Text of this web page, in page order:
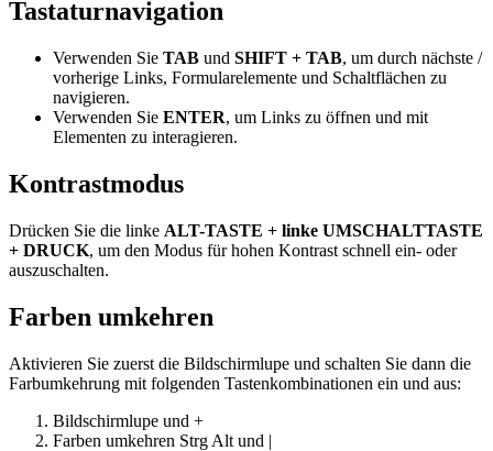
Tastaturnavigation
Verwenden Sie TAB und SHIFT + TAB, um durch nächste /
vorherige Links, Formularelemente und Schaltflächen zu
navigieren.
Verwenden Sie ENTER, um Links zu öffnen und mit
Elementen zu interagieren.
Kontrastmodus
Drücken Sie die linke ALT-TASTE + linke UMSCHALTTASTE
+ DRUCK, um den Modus für hohen Kontrast schnell ein- oder
auszuschalten.
Farben umkehren
Aktivieren Sie zuerst die Bildschirmlupe und schalten Sie dann die
Farbumkehrung mit folgenden Tastenkombinationen ein und aus:
Bildschirmlupe und +
Farben umkehren Strg Alt und |